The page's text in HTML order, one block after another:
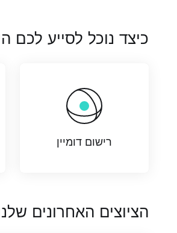
כיצד נוכל לסייע לכם
רישום דומיין
הציוצים האחרונים